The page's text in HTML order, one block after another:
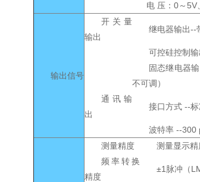
电 压：0～5V
输出信号
开关量
输出
继电器输出--
可控硅控制
固态继电器
不可调）
通讯输
出
接口方式 --
波特率 --300
测量精度
测量显示
频率转换
精度
±1脉冲（